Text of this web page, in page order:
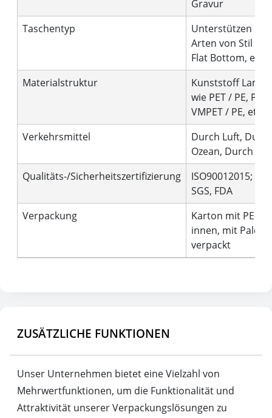
Gravur
Taschentyp
Unterstützen Sie
Arten von Stil wie
Flat Bottom, etc.
Materialstruktur
Kunststoff
wie PET / PE, PET
VMPET / PE, etc.
Verkehrsmittel
Durch Luft,
Ozean, Durch
Qualitäts-/Sicherheitszertifizierung
ISO90012015;
SGS, FDA
Verpackung
Karton mit PE-
innen, mit Palette
verpackt
ZUSÄTZLICHE FUNKTIONEN
Unser Unternehmen bietet eine Vielzahl von
Mehrwertfunktionen, um die Funktionalität und
Attraktivität unserer Verpackungslösungen zu